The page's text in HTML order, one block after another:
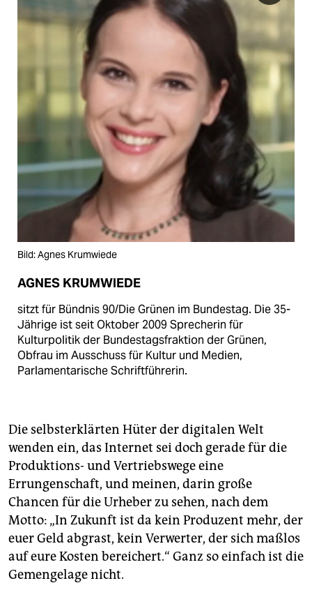
Bild: Agnes Krumwiede
AGNES KRUMWIEDE
sitzt für Bündnis 90/Die Grünen im Bundestag. Die 35-
Jährige ist seit Oktober 2009 Sprecherin für
Kulturpolitik der Bundestagsfraktion der Grünen,
Obfrau im Ausschuss für Kultur und Medien,
Parlamentarische Schriftführerin.
Die selbsterklärten Hüter der digitalen Welt
wenden ein, das Internet sei doch gerade für die
Produktions- und Vertriebswege eine
Errungenschaft, und meinen, darin große
Chancen für die Urheber zu sehen, nach dem
Motto: „In Zukunft ist da kein Produzent mehr, der
euer Geld abgrast, kein Verwerter, der sich maßlos
auf eure Kosten bereichert.“ Ganz so einfach ist die
Gemengelage nicht.